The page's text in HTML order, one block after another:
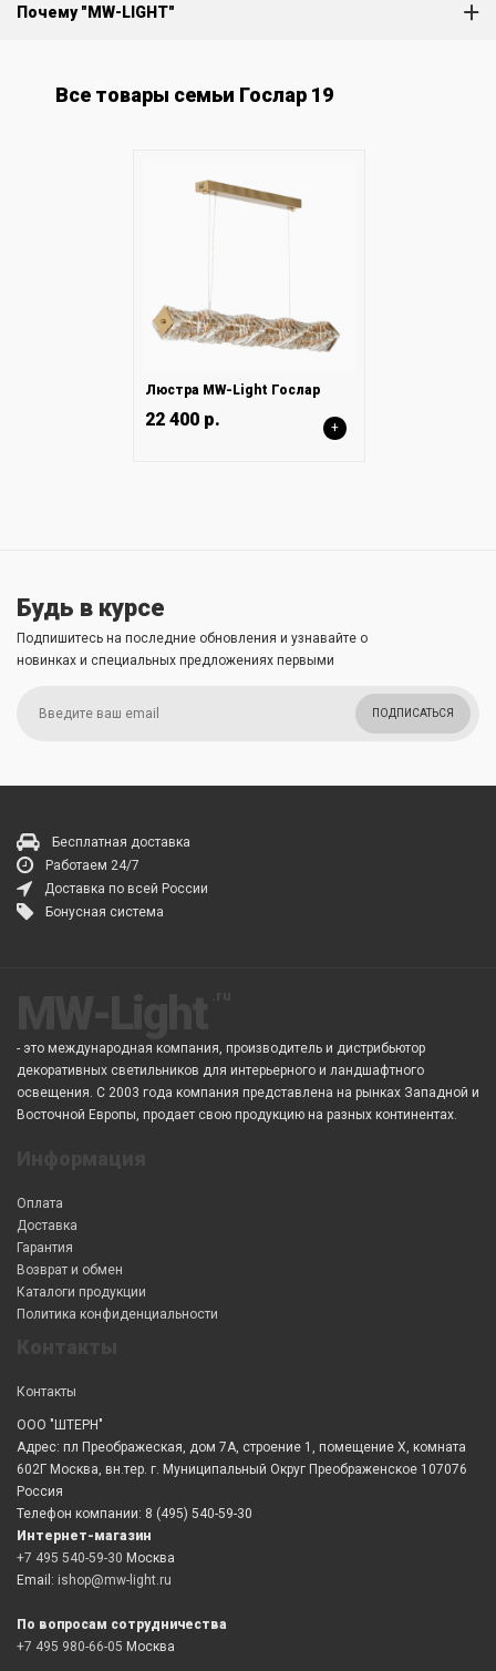
Почему "MW-LIGHT"
Все товары семьи Гослар 19
Люстра MW-Light Гослар
22 400 р. +
Будь в курсе
Подпишитесь на последние обновления и узнавайте о
новинках и специальных предложениях первыми
ПОДПИСАТЬСЯ
Бесплатная доставка
Работаем 24/7
Доставка по всей России
Бонусная система
- это международная компания, производитель и дистрибьютор
декоративных светильников для интерьерного и ландшафтного
освещения. С 2003 года компания представлена на рынках Западной и
Восточной Европы, продает свою продукцию на разных континентах.
Оплата
Доставка
Гарантия
Возврат и обмен
Каталоги продукции
Политика конфиденциальности
Контакты
ООО "ШТЕРН"
Адрес: пл Преображеская, дом 7А, строение 1, помещение X, комната
602Г Москва, вн.тер. г. Муниципальный Округ Преображенское 107076
Россия
Телефон компании: 8 (495) 540-59-30
Интернет-магазин
+7 495 540-59-30 Москва
Email: ishop@mw-light.ru
По вопросам сотрудничества
+7 495 980-66-05 Москва